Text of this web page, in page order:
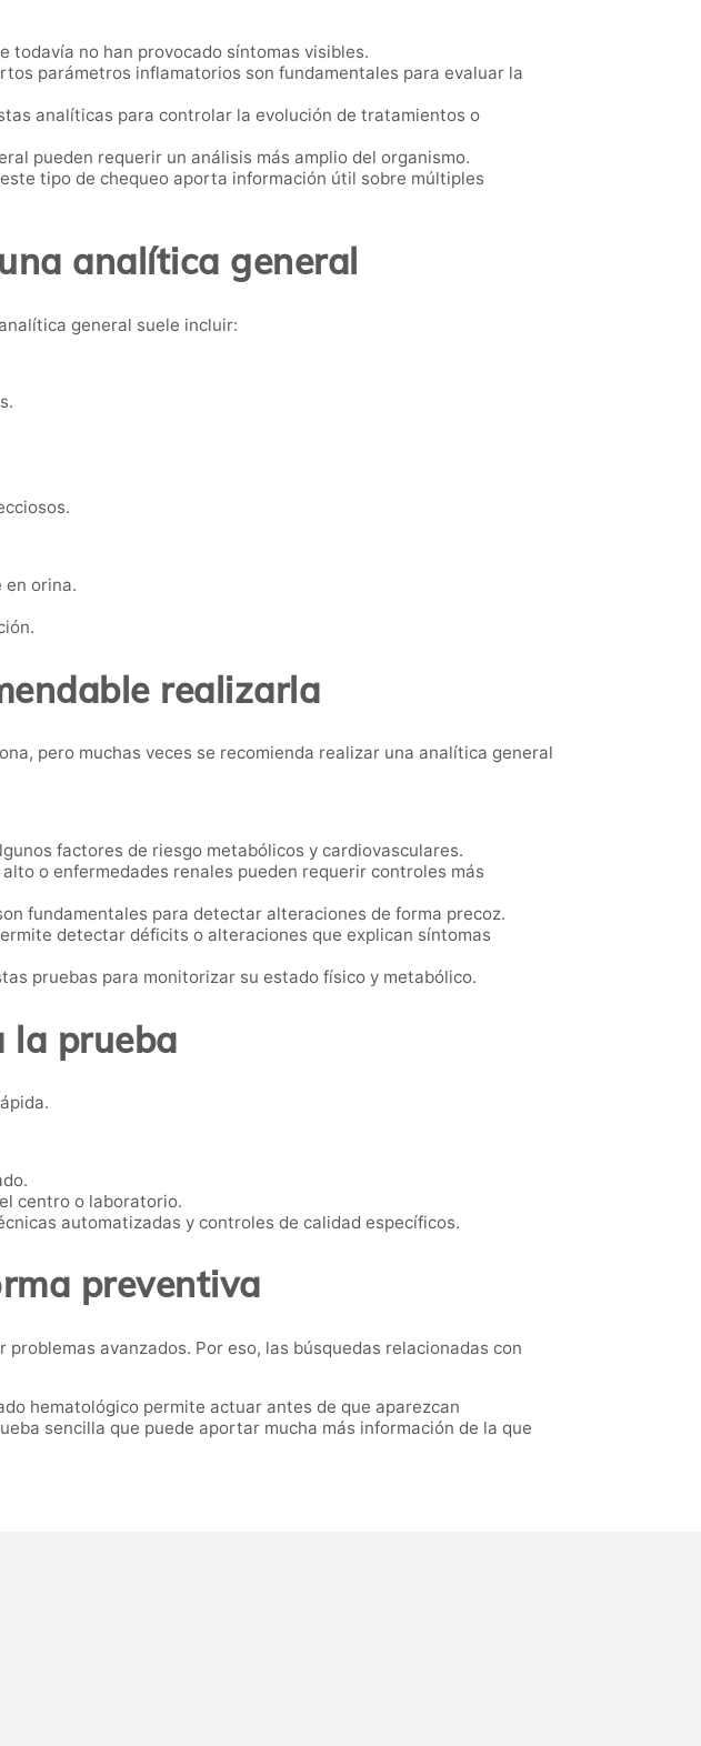
todavía no han provocado síntomas visibles.
parámetros inflamatorios son fundamentales para evaluar la
analíticas para controlar la evolución de tratamientos o
pueden requerir un análisis más amplio del organismo.
tipo de chequeo aporta información útil sobre múltiples
analítica general
general suele incluir:
en orina.
realizarla
pero muchas veces se recomienda realizar una analítica general
factores de riesgo metabólicos y cardiovasculares.
o enfermedades renales pueden requerir controles más
fundamentales para detectar alteraciones de forma precoz.
detectar déficits o alteraciones que explican síntomas
pruebas para monitorizar su estado físico y metabólico.
la prueba
centro o laboratorio.
automatizadas y controles de calidad específicos.
preventiva
avanzados. Por eso, las búsquedas relacionadas con
hematológico permite actuar antes de que aparezcan
sencilla que puede aportar mucha más información de la que